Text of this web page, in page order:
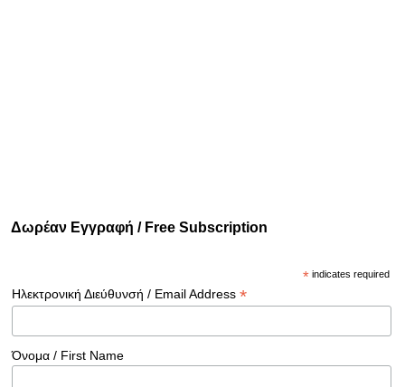
Δωρέαν Εγγραφή / Free Subscription
*indicates required
Ηλεκτρονική Διεύθυνσή / Email Address*
Όνομα / First Name